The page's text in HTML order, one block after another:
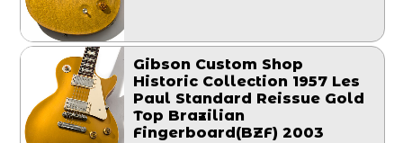
Gibson Custom Shop
Historic Collection 1957 Les
Paul Standard Reissue Gold
Top Brazilian
Fingerboard(BZF) 2003